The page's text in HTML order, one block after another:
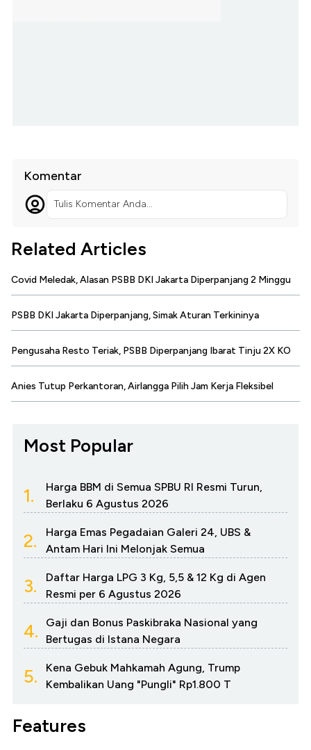
Komentar
Tulis Komentar Anda...
Related Articles
Covid Meledak, Alasan PSBB DKI Jakarta Diperpanjang 2 Minggu
PSBB DKI Jakarta Diperpanjang, Simak Aturan Terkininya
Pengusaha Resto Teriak, PSBB Diperpanjang Ibarat Tinju 2X KO
Anies Tutup Perkantoran, Airlangga Pilih Jam Kerja Fleksibel
Most Popular
1.
Harga BBM di Semua SPBU RI Resmi Turun,
Berlaku 6 Agustus 2026
2.
Harga Emas Pegadaian Galeri 24, UBS &
Antam Hari Ini Melonjak Semua
3.
Daftar Harga LPG 3 Kg, 5,5 & 12 Kg di Agen
Resmi per 6 Agustus 2026
4.
Gaji dan Bonus Paskibraka Nasional yang
Bertugas di Istana Negara
5.
Kena Gebuk Mahkamah Agung, Trump
Kembalikan Uang "Pungli" Rp1.800 T
Features